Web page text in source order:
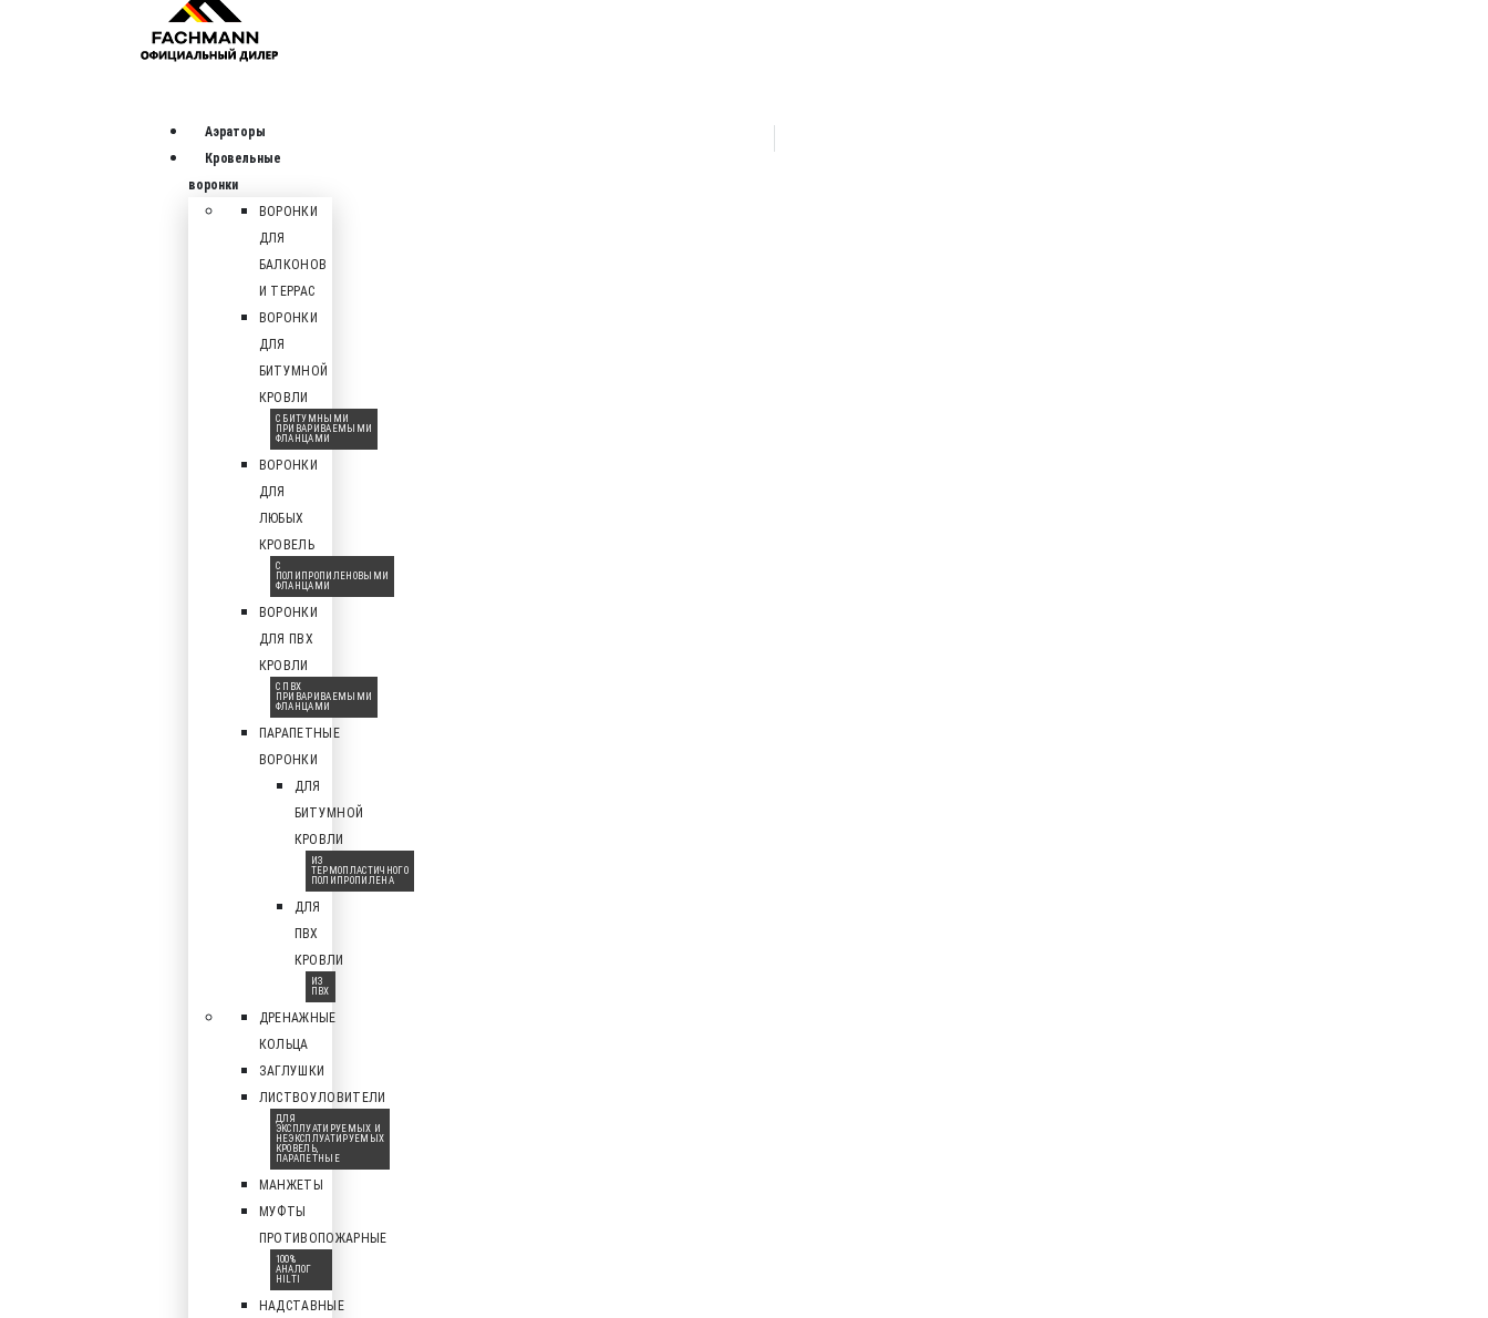
Аэраторы
Кровельные
воронки
ВОРОНКИ
ДЛЯ
БАЛКОНОВ
И ТЕРРАС
ВОРОНКИ
ДЛЯ
БИТУМНОЙ
КРОВЛИ
С БИТУМНЫМИ
ПРИВАРИВАЕМЫМИ
ФЛАНЦАМИ
ВОРОНКИ
ДЛЯ
ЛЮБЫХ
КРОВЕЛЬ
С
ПОЛИПРОПИЛЕНОВЫМИ
ФЛАНЦАМИ
ВОРОНКИ
ДЛЯ ПВХ
КРОВЛИ
С ПВХ
ПРИВАРИВАЕМЫМИ
ФЛАНЦАМИ
ПАРАПЕТНЫЕ
ВОРОНКИ
ДЛЯ
БИТУМНОЙ
КРОВЛИ
ИЗ
ТЕРМОПЛАСТИЧНОГО
ПОЛИПРОПИЛЕНА
ДЛЯ
ПВХ
КРОВЛИ
ИЗ
ПВХ
ДРЕНАЖНЫЕ
КОЛЬЦА
ЗАГЛУШКИ
ЛИСТВОУЛОВИТЕЛИ
ДЛЯ
ЭКСПЛУАТИРУЕМЫХ И
НЕЭКСПЛУАТИРУЕМЫХ
КРОВЕЛЬ,
ПАРАПЕТНЫЕ
МАНЖЕТЫ
МУФТЫ
ПРОТИВОПОЖАРНЫЕ
100%
АНАЛОГ
HILTI
НАДСТАВНЫЕ